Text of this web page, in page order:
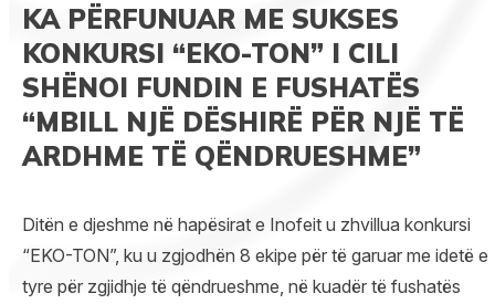
KA PËRFUNUAR ME SUKSES
KONKURSI “EKO-TON” I CILI
SHËNOI FUNDIN E FUSHATËS
“MBILL NJË DËSHIRË PËR NJË TË
ARDHME TË QËNDRUESHME”
Ditën e djeshme në hapësirat e Inofeit u zhvillua konkursi
“EKO-TON”, ku u zgjodhën 8 ekipe për të garuar me idetë e
tyre për zgjidhje të qëndrueshme, në kuadër të fushatës